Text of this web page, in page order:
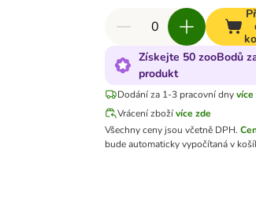
Získejte 50 zooBodů
produkt
Dodání za 1-3 pracovní dny více
Vrácení zbožívíce zde
Všechny ceny jsou včetně DPH.
bude automaticky vypočítaná v